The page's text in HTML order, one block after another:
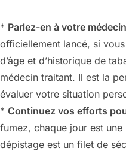
* Parlez-en à votre
officiellement lancé, si
d’âge et d’historique de
médecin traitant. Il est la
évaluer votre situation
* Continuez vos efforts
fumez, chaque jour est une
dépistage est un filet de